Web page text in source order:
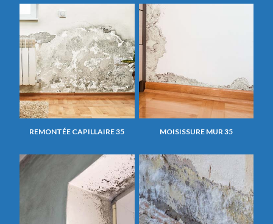
REMONTÉE CAPILLAIRE 35 MOISISSURE MUR 35